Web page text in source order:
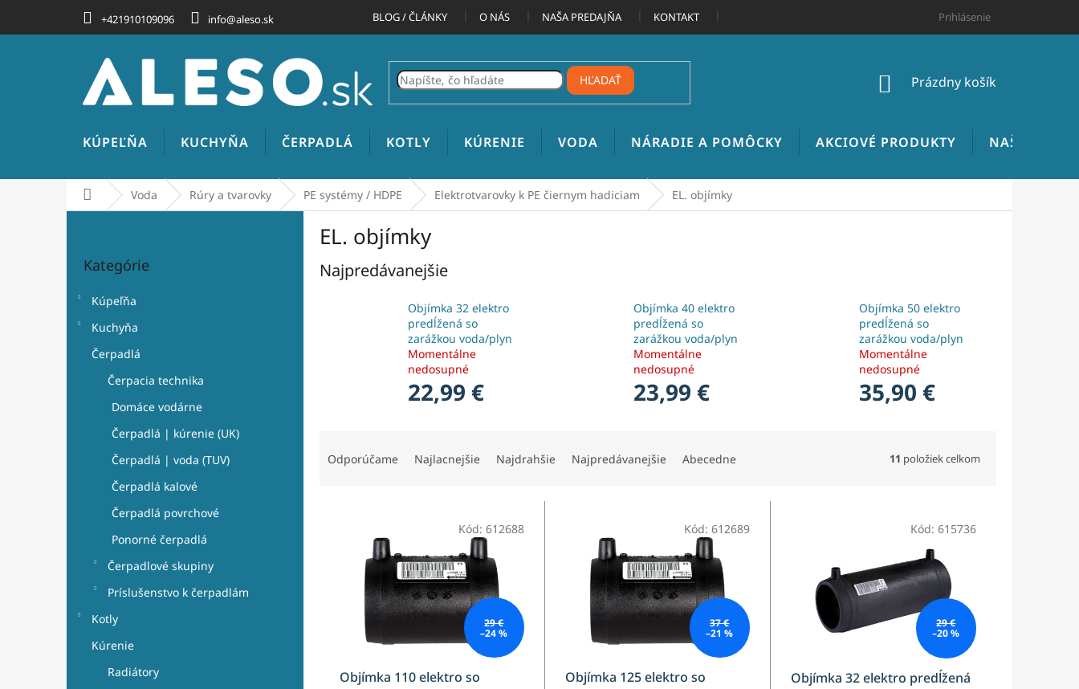
obsah
+421910109096 info@aleso.sk BLOG / ČLÁNKY O NÁS NAŠA PREDAJŇA KONTAKT CENNÍK INŠTALATÉRSKYCH PRÁC
Prihlásenie
HĽADAŤ
NÁKUPNÝ
Prázdny košík
KÚPEĽŇA KUCHYŇA ČERPADLÁ KOTLY KÚRENIE VODA NÁRADIE A POMÔCKY AKCIOVÉ PRODUKTY NAŠE
DomovVoda Rúry a tvarovky PE systémy / HDPE Elektrotvarovky k PE čiernym hadiciam EL. objímky
kategórie
Kategórie
Kúpeľňa
Kuchyňa
Čerpadlá
Čerpacia technika
Domáce vodárne
Čerpadlá | kúrenie (UK)
Čerpadlá | voda (TUV)
Čerpadlá kalové
Čerpadlá povrchové
Ponorné čerpadlá
Čerpadlové skupiny
Príslušenstvo k čerpadlám
Kotly
Kúrenie
Radiátory
EL. objímky
Najpredávanejšie
Objímka 32 elektro
predĺžená so
zarážkou voda/plyn
Momentálne
nedosupné
22,99 €
Objímka 40 elektro
predĺžená so
zarážkou voda/plyn
Momentálne
nedosupné
23,99 €
Objímka 50 elektro
predĺžená so
zarážkou voda/plyn
Momentálne
nedosupné
35,90 €
Odporúčame Najlacnejšie Najdrahšie Najpredávanejšie Abecedne 11 položiek celkom
29 €
–24 %
Objímka 110 elektro so
Kód: 612688
37 €
–21 %
Objímka 125 elektro so
Kód: 612689
29 €
–20 %
Objímka 32 elektro predĺžená
Kód: 615736